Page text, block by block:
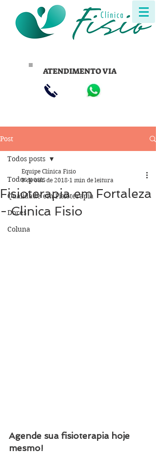
ATENDIMENTO VIA
Post
Todos posts
Qualidade em Fisioterapia
Dores
Coluna
Todos posts
Fisioterapia em Fortaleza
- Clinica Fisio
Equipe Clínica Fisio
9 de out. de 2018 1 min de leitura
Agende sua fisioterapia hoje
mesmo!